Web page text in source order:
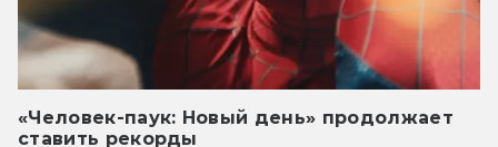
«Человек-паук: Новый день» продолжает
ставить рекорды